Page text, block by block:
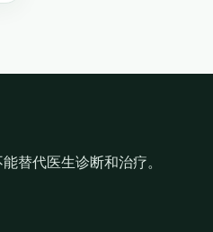
替代医生诊断和治疗。